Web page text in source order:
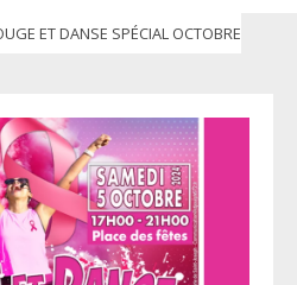
ET DANSE SPÉCIAL OCTOBRE